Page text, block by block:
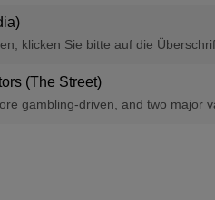
klicken Sie bitte auf die
(The Street)
gambling-driven, and two major